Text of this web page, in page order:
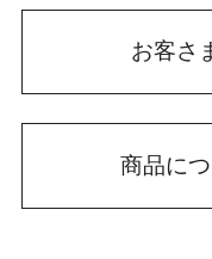
お客さ
商品に